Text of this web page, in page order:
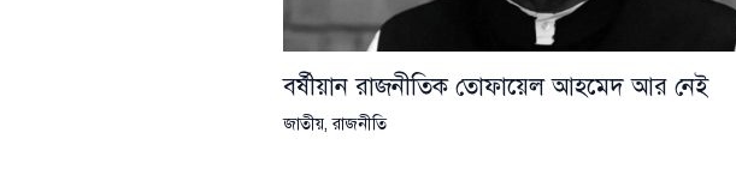
বর্ষীয়ান রাজনীতিক তোফায়েল আহমেদ আর নেই
জাতীয়,রাজনীতি